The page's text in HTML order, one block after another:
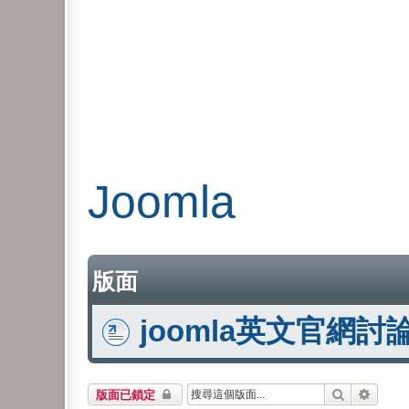
Joomla
版面
joomla英文官網討
版面已鎖定 搜尋